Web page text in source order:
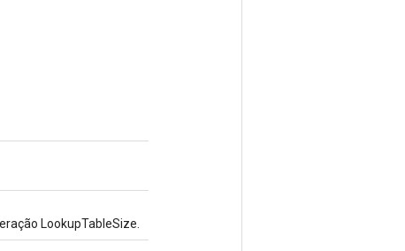
LookupTableSize.